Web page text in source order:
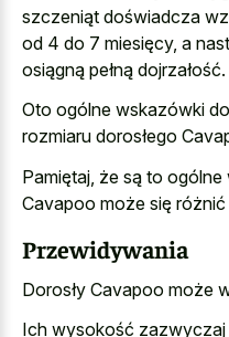
szczeniąt doświadcza
od 4 do 7 miesięcy, a
osiągną pełną dojrzałość.
Oto ogólne wskazówki
rozmiaru dorosłego
Pamiętaj, że są to
Cavapoo może się
Przewidywania
Dorosły Cavapoo może
Ich wysokość zazwyczaj